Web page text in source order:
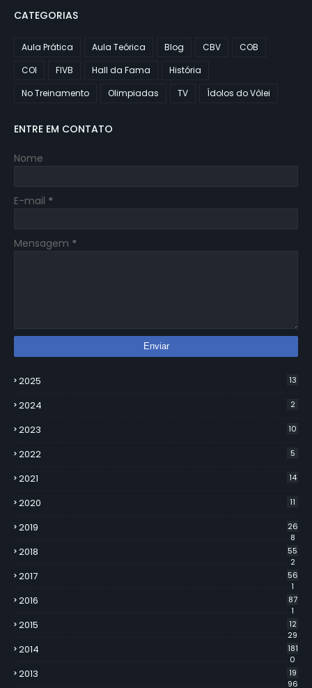
CATEGORIAS
Aula Prática Aula Teórica Blog CBV
COB
COI
FIVB Hall da Fama
História
No Treinamento
Olimpiadas TV Ídolos do Vôlei
ENTRE EM CONTATO
Nome
E-mail *
Mensagem *
2025 13
2024 2
2023 10
2022 5
2021 14
2020 11
2019
26
8
2018
55
2
2017
56
1
2016
87
1
2015
12
29
2014
181
0
2013
19
96